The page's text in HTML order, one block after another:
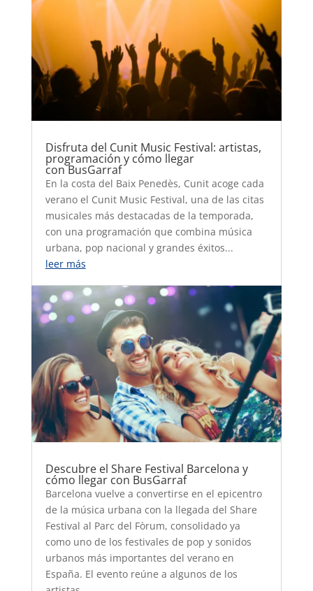
Disfruta del Cunit Music Festival: artistas,
programación y cómo llegar
con BusGarraf
En la costa del Baix Penedès, Cunit acoge cada
verano el Cunit Music Festival, una de las citas
musicales más destacadas de la temporada,
con una programación que combina música
urbana, pop nacional y grandes éxitos...
leer más
Descubre el Share Festival Barcelona y
cómo llegar con BusGarraf
Barcelona vuelve a convertirse en el epicentro
de la música urbana con la llegada del Share
Festival al Parc del Fòrum, consolidado ya
como uno de los festivales de pop y sonidos
urbanos más importantes del verano en
España. El evento reúne a algunos de los